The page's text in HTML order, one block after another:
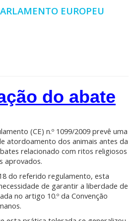
EUROPEU
do abate
(CE) n.º 1099/2009 prevê uma
atordoamento dos animais antes da
relacionado com ritos religiosos
aprovados.
do referido regulamento, esta
de garantir a liberdade de
no artigo 10.º da Convenção